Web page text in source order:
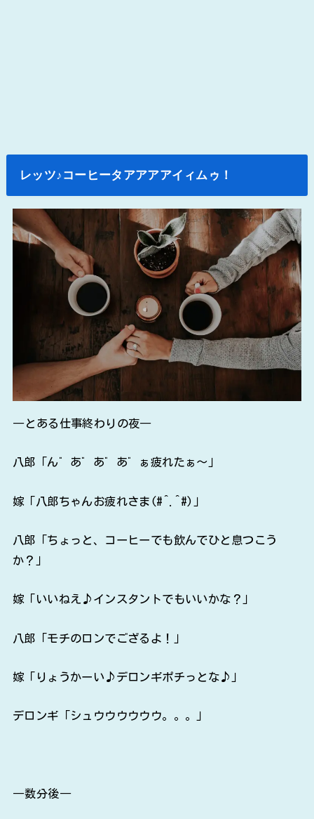
レッツ♪コーヒータアアアアイィムゥ！
―とある仕事終わりの夜―
八郎「ん゛あ゛あ゛あ゛ぁ疲れたぁ～」
嫁「八郎ちゃんお疲れさま(#^.^#)」
八郎「ちょっと、コーヒーでも飲んでひと息つこう
か？」
嫁「いいねえ♪インスタントでもいいかな？」
八郎「モチのロンでござるよ！」
嫁「りょうかーい♪デロンギポチっとな♪」
デロンギ「シュウウウウウウ。。。」
―数分後―